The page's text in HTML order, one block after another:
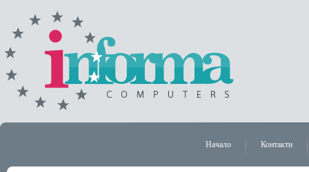
Начало Контакти